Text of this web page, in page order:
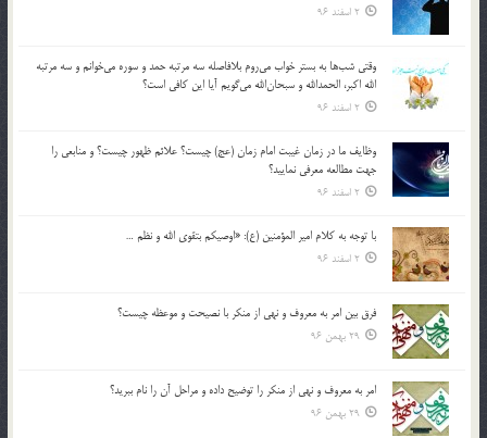
2 اسفند 96
وقتي شب‌ها به بستر خواب مي‌روم بلافاصله سه مرتبه حمد و سوره مي‌خوانم و سه مرتبه
الله اكبر، الحمدالله و سبحان‌الله مي‌گويم آيا اين كافي است؟
2 اسفند 96
وظايف ما در زمان غيبت امام زمان (عج) چيست؟ علائم ظهور چيست؟ و منابعي را
جهت مطالعه معرفي نماييد؟
2 اسفند 96
با توجه به كلام امير المؤمنين (ع): «اوصيكم بتقوي الله و نظم …
2 اسفند 96
فرق بين امر به معروف و نهي از منكر با نصيحت و موعظه چيست؟
29 بهمن 96
امر به معروف و نهي از منكر را توضيح داده و مراحل آن را نام ببريد؟
29 بهمن 96